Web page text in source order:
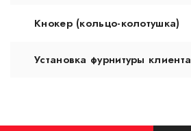
Кнокер (кольцо-колотушка)
Установка фурнитуры клиента